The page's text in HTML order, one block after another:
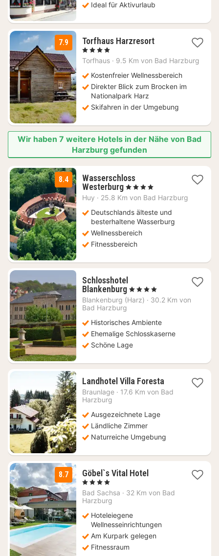
Ideal für Aktivurlaub
7.9 Torfhaus Harzresort1
ab
€
, 4 Sterne
Torfhaus · 9.5 Km von Bad Harzburg
Kostenfreier Wellnessbereich
Direkter Blick zum Brocken im
Nationalpark Harz
Skifahren in der Umgebung
Wir haben 7 weitere Hotels in der Nähe von Bad
Harzburg gefunden
8.4
Wasserschloss
Westerburg1
Nacht
125
€
, 4 Sterne
Huy · 25.8 Km von Bad Harzburg
Deutschlands älteste und
besterhaltene Wasserburg
Wellnessbereich
Fitnessbereich
Schlosshotel
Blankenburg1
Nacht
€
, 4 Sterne
Blankenburg (Harz) · 30.2 Km von
Bad Harzburg
Historisches Ambiente
Ehemalige Schlosskaserne
Schöne Lage
Landhotel Villa Foresta1
Nacht
Braunlage · 17.6 Km von Bad
Harzburg
Ausgezeichnete Lage
Ländliche Zimmer
Naturreiche Umgebung
8.7 Göbel`s Vital Hotel1
ab
, 4 Sterne
Bad Sachsa · 32 Km von Bad
Harzburg
Hoteleiegene
Wellnesseinrichtungen
Am Kurpark gelegen
Fitnessraum